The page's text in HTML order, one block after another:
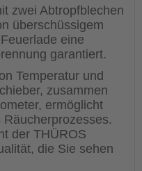
zwei Abtropfblechen
überschüssigem
eine
garantiert.
Temperatur und
zusammen
ermöglicht
der THÜROS
die Sie sehen